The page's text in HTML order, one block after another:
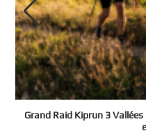
Grand Raid Kiprun 3